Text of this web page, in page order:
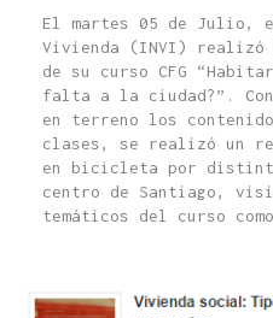
El martes 05 de
Vivienda (INVI) realizó
de su curso CFG
falta a la ciudad?”.
en terreno los
clases, se realizó un
en bicicleta por
centro de Santiago,
temáticos del curso